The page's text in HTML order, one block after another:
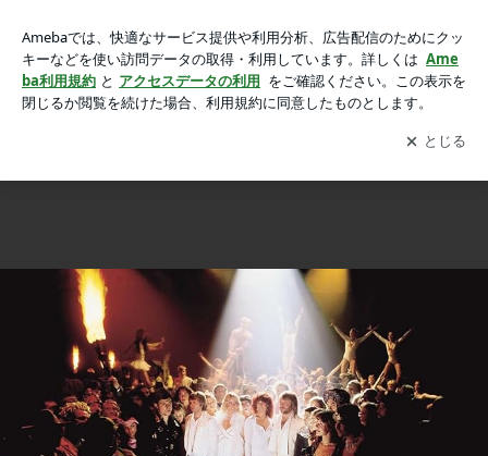
ていくの画像 4枚中1枚目
ABBAの新年へのほろ苦い賛歌は、歳を重ねるごとに良くなっていく